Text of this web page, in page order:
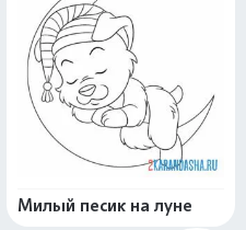
Милый песик на луне